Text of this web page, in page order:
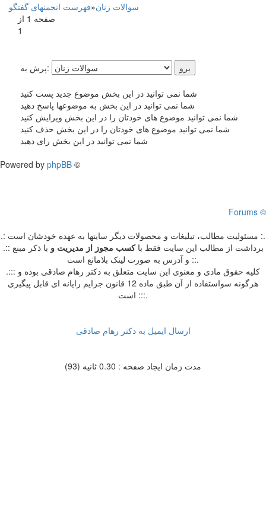
فهرست انجمنهای گفتگو»سوالات زنان
صفحه 1 از
1
پرش به:
شما نمی توانید در این بخش موضوع جدید پست کنید
شما نمی توانید در این بخش به موضوعها پاسخ دهید
شما نمی توانید موضوع های خودتان را در این بخش ویرایش کنید
شما نمی توانید موضوع های خودتان را در این بخش حذف کنید
شما نمی توانید در این بخش رای دهید
Powered by phpBB ©
Forums ©
.: مسئوليت مطالب، تبليغات و محصولات ديگر سايتها به عهده خودشان است :.
.:: برداشت از مطالب اين سايت فقط باکسب مجوز از مدیریت و با ذکر مبنع
و آدرس به صورت لینک بلامانع است ::.
.::: کلیه حقوق مادی و معنوی این سایت متعلق به دکتر رهام صادقی بوده و
هرگونه سواستفاده از آن طبق ماده 12 قانون جرایم رایانه ای قابل پیگیری
است :::.
ارسال ایمیل به دکتر رهام صادقی
مدت زمان ایجاد صفحه : 0.30 ثانیه (93)